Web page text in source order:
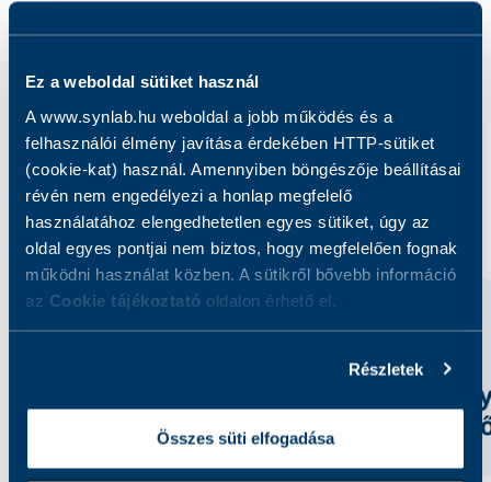
Ez a weboldal sütiket használ
A www.synlab.hu weboldal a jobb működés és a
felhasználói élmény javítása érdekében HTTP-sütiket
(cookie-kat) használ. Amennyiben böngészője beállításai
révén nem engedélyezi a honlap megfelelő
használatához elengedhetetlen egyes sütiket, úgy az
oldal egyes pontjai nem biztos, hogy megfelelően fognak
működni használat közben. A sütikről bővebb információ
az Cookie tájékoztató oldalon érhető el.
Részletek
Összes süti elfogadása
A vizsgálat célja a lipidanyagcsere esetleges
Kapcsolódó szolgáltatások